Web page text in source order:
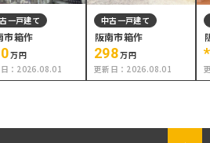
一戸建て
市箱作
万円
： 2026.08.01
中古一戸建て
阪南市箱作
298万円
更新日： 2026.08.01